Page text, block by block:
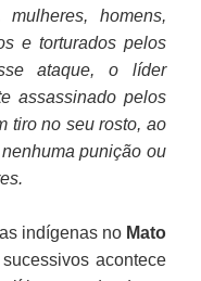
mulheres, homens,
e torturados pelos
ataque, o líder
assassinado pelos
tiro no seu rosto, ao
punição ou
indígenas no Mato
acontece